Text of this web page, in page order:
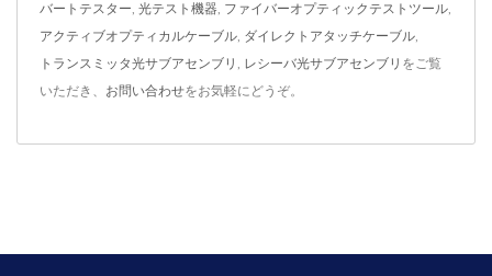
バートテスター 光テスト機器 ファイバーオプティックテストツール
アクティブオプティカルケーブル ダイレクトアタッチケーブル
トランスミッタ光サブアセンブリ レシーバ光サブアセンブリ をご覧
いただき、 お問い合わせをお気軽にどうぞ。